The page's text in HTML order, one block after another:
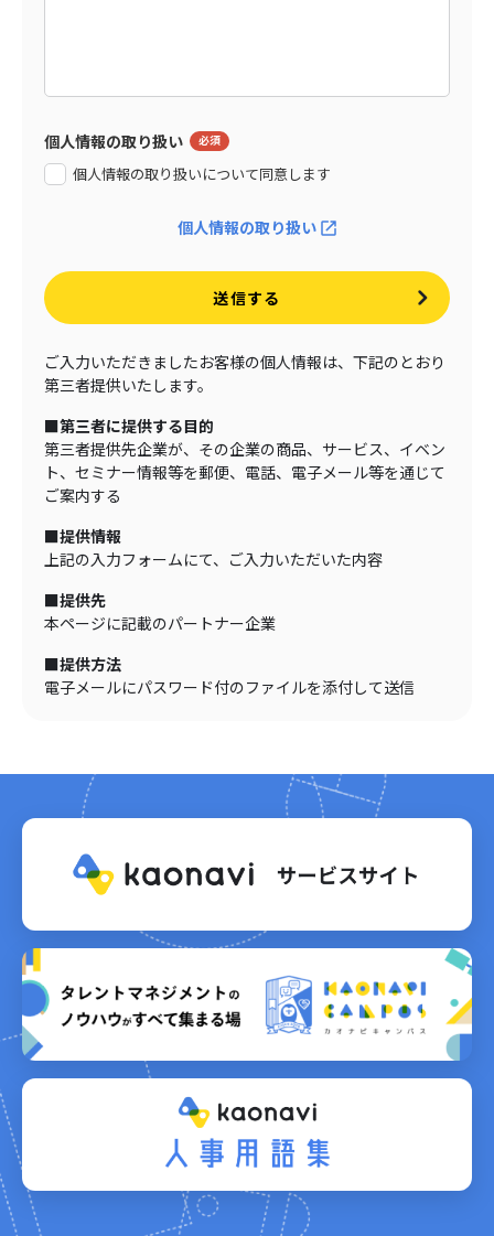
個人情報の取り扱い
個人情報の取り扱いについて同意します
個人情報の取り扱い
送信する
ご入力いただきましたお客様の個人情報は、下記のとおり
第三者提供いたします。
■第三者に提供する目的
第三者提供先企業が、その企業の商品、サービス、イベン
ト、セミナー情報等を郵便、電話、電子メール等を通じて
ご案内する
■提供情報
上記の入力フォームにて、ご入力いただいた内容
■提供先
本ページに記載のパートナー企業
■提供方法
電子メールにパスワード付のファイルを添付して送信